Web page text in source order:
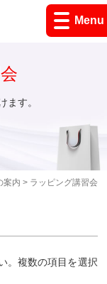
Menu
案内 > ラッピング講習会
ます。
。複数の項目を選択